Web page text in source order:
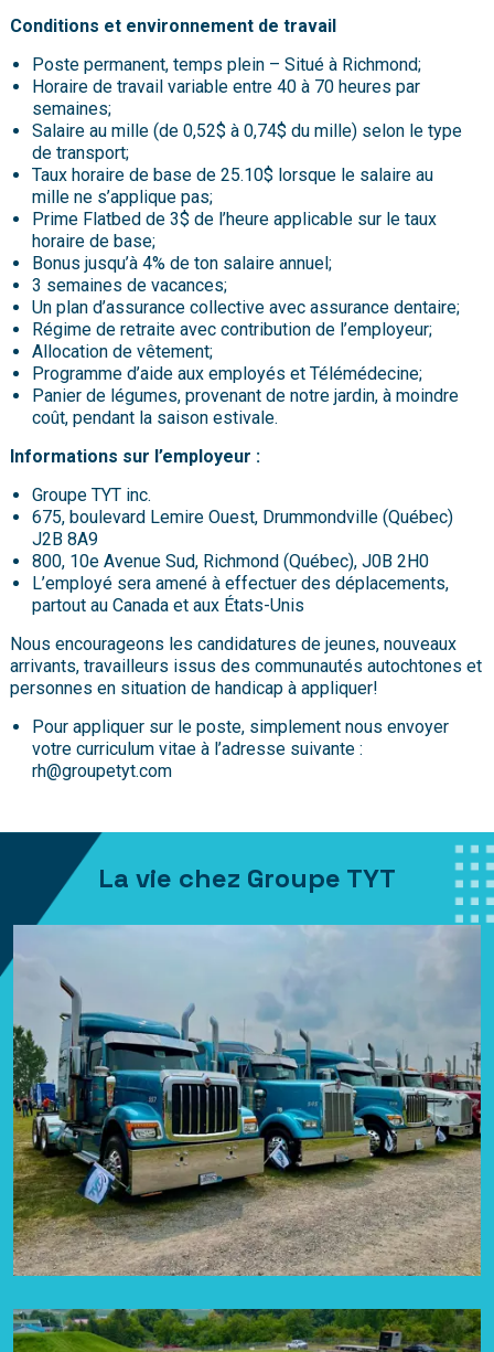
Conditions et environnement de travail
Poste permanent, temps plein – Situé à Richmond;
Horaire de travail variable entre 40 à 70 heures par
semaines;
Salaire au mille (de 0,52$ à 0,74$ du mille) selon le type
de transport;
Taux horaire de base de 25.10$ lorsque le salaire au
mille ne s’applique pas;
Prime Flatbed de 3$ de l’heure applicable sur le taux
horaire de base;
Bonus jusqu’à 4% de ton salaire annuel;
3 semaines de vacances;
Un plan d’assurance collective avec assurance dentaire;
Régime de retraite avec contribution de l’employeur;
Allocation de vêtement;
Programme d’aide aux employés et Télémédecine;
Panier de légumes, provenant de notre jardin, à moindre
coût, pendant la saison estivale.
Informations sur l’employeur :
Groupe TYT inc.
675, boulevard Lemire Ouest, Drummondville (Québec)
J2B 8A9
800, 10e Avenue Sud, Richmond (Québec), J0B 2H0
L’employé sera amené à effectuer des déplacements,
partout au Canada et aux États-Unis
Nous encourageons les candidatures de jeunes, nouveaux
arrivants, travailleurs issus des communautés autochtones et
personnes en situation de handicap à appliquer!
Pour appliquer sur le poste, simplement nous envoyer
votre curriculum vitae à l’adresse suivante :
rh@groupetyt.com
La vie chez Groupe TYT